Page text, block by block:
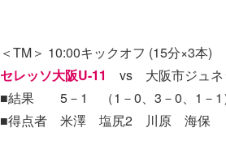
＜TM＞ 10:00キックオフ (15分×3本)
セレッソ大阪U-11
vs 大阪市ジュネ
■結果 5－1 （1－0、3－0、1－1
■得点者 米澤 塩尻2 川原 海保